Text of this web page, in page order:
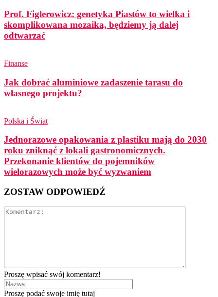
Prof. Figlerowicz: genetyka Piastów to wielka i
skomplikowana mozaika, będziemy ją dalej
odtwarzać
Finanse
Jak dobrać aluminiowe zadaszenie tarasu do
własnego projektu?
Polska i Świat
Jednorazowe opakowania z plastiku mają do 2030
roku zniknąć z lokali gastronomicznych.
Przekonanie klientów do pojemników
wielorazowych może być wyzwaniem
ZOSTAW ODPOWIEDŹ
Proszę wpisać swój komentarz!
Proszę podać swoje imię tutaj